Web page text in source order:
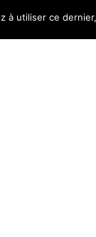
utiliser ce